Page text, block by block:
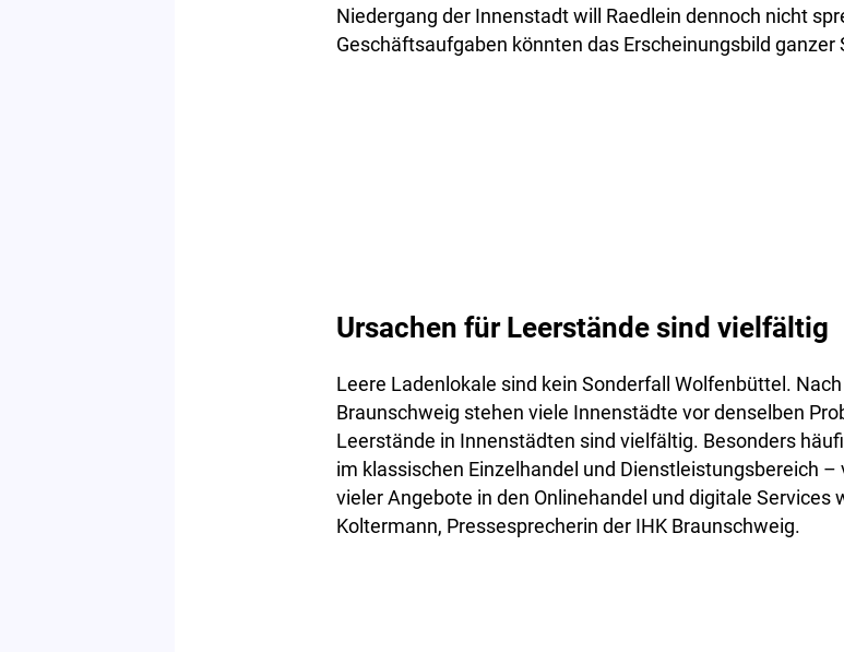
Niedergang der Innenstadt will Raedlein dennoch nicht
Geschäftsaufgaben könnten das Erscheinungsbild
Ursachen für Leerstände sind vielfältig
Leere Ladenlokale sind kein Sonderfall Wolfenbüttel.
Braunschweig stehen viele Innenstädte vor denselben
Leerstände in Innenstädten sind vielfältig. Besonders
im klassischen Einzelhandel und Dienstleistungsbereich
vieler Angebote in den Onlinehandel und digitale Services
Koltermann, Pressesprecherin der IHK Braunschweig.